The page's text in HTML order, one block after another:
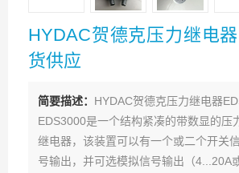
HYDAC贺德克压力继电
货供应
简要描述： HYDAC贺德克压力继电器
EDS3000是一个结构紧凑的带数显的压
继电器，该装置可以有一个或二个开关
号输出，并可选模拟信号输出（4...20A